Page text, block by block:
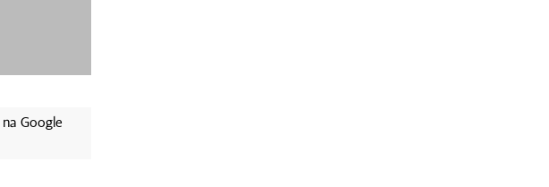
na Google